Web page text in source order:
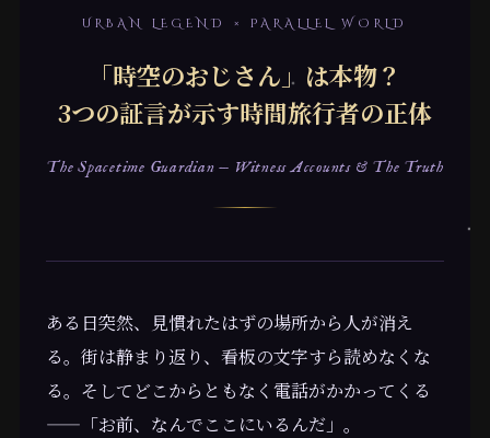
URBAN LEGEND × PARALLEL WORLD
「時空のおじさん」は本物？
3つの証言が示す時間旅行者の正体
The Spacetime Guardian — Witness Accounts & The Truth
ある日突然、見慣れたはずの場所から人が消え
る。街は静まり返り、看板の文字すら読めなくな
る。そしてどこからともなく電話がかかってくる
——「お前、なんでここにいるんだ」。